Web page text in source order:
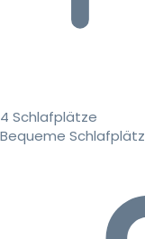
4 Schlafplätze
Bequeme